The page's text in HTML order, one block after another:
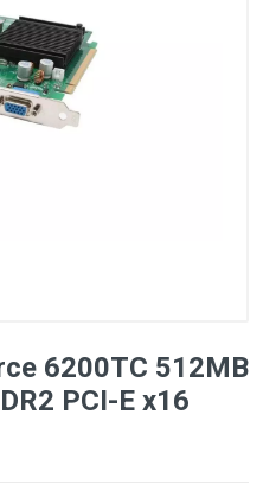
6200TC 512MB
PCI-E x16